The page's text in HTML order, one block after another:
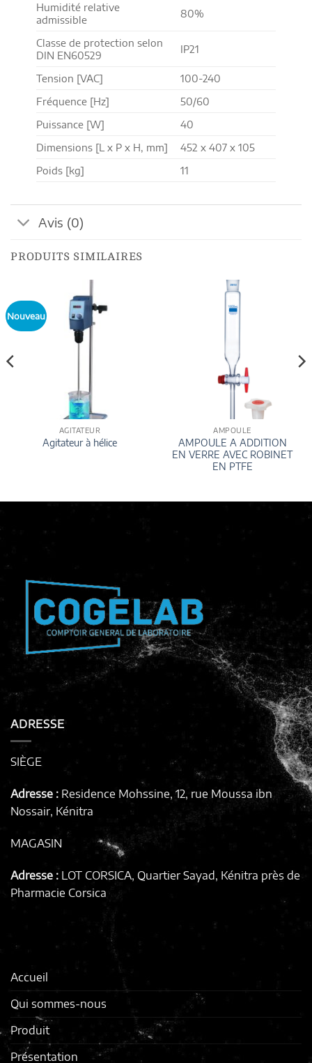
Humidité relative
admissible
80%
Classe de protection selon
DIN EN60529
IP21
Tension [VAC]
100-240
Fréquence [Hz]
50/60
Puissance [W]
40
Dimensions [L x P x H, mm]
452 x 407 x 105
Poids [kg]
11
Avis (0)
PRODUITS SIMILAIRES
Nouveau
AGITATEUR
Agitateur à hélice
AMPOULE
AMPOULE A ADDITION
EN VERRE AVEC ROBINET
EN PTFE
ADRESSE
SIÈGE
Adresse : Residence Mohssine, 12, rue Moussa ibn
Nossair, Kénitra
MAGASIN
Adresse : LOT CORSICA, Quartier Sayad, Kénitra près de
Pharmacie Corsica
Accueil
Qui sommes-nous
Produit
Présentation